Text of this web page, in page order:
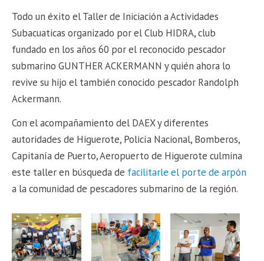
Todo un éxito el Taller de Iniciación a Actividades
Subacuaticas organizado por el Club HIDRA, club
fundado en los años 60 por el reconocido pescador
submarino GUNTHER ACKERMANN y quién ahora lo
revive su hijo el también conocido pescador Randolph
Ackermann.
Con el acompañamiento del DAEX y diferentes
autoridades de Higuerote, Policía Nacional, Bomberos,
Capitanía de Puerto, Aeropuerto de Higuerote culmina
este taller en búsqueda de facilitarle el porte de arpón
a la comunidad de pescadores submarino de la región.